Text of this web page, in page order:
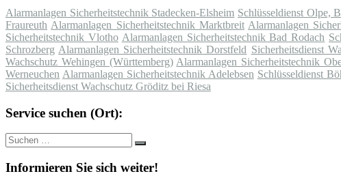
Alarmanlagen Sicherheitstechnik Stadecken-Elsheim Schlüsseldienst Olpe,
Fraureuth Alarmanlagen Sicherheitstechnik Marktbreit Alarmanlagen
Sicherheitstechnik Vlotho Alarmanlagen Sicherheitstechnik Bad Rodach
Schrozberg Alarmanlagen Sicherheitstechnik Dorstfeld Sicherheitsdienst
Wachschutz Wehingen (Württemberg) Alarmanlagen Sicherheitstechnik
Werneuchen Alarmanlagen Sicherheitstechnik Adelebsen Schlüsseldienst
Sicherheitsdienst Wachschutz Gröditz bei Riesa
Service suchen (Ort):
Suche
nach:
Suchen
Informieren Sie sich weiter!